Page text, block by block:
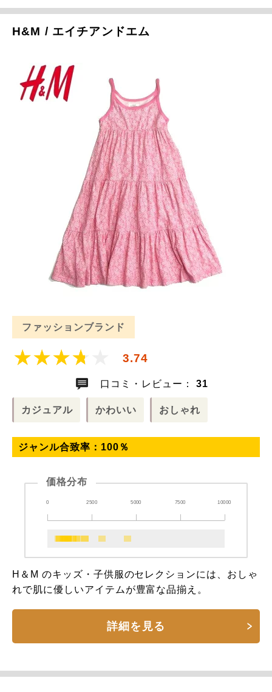
H&M / エイチアンドエム
ファッションブランド
3.74
口コミ・レビュー： 31
カジュアル かわいい おしゃれ
ジャンル合致率： 100 ％
価格分布
0 2500 5000 7500 10000
H＆M のキッズ・子供服のセレクションには、おしゃ
れで肌に優しいアイテムが豊富な品揃え。
詳細を見る